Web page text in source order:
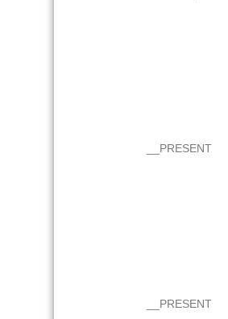
__PRESENT
__PRESENT